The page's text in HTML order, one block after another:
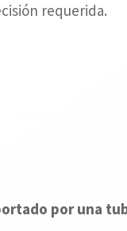
requerida.
por una